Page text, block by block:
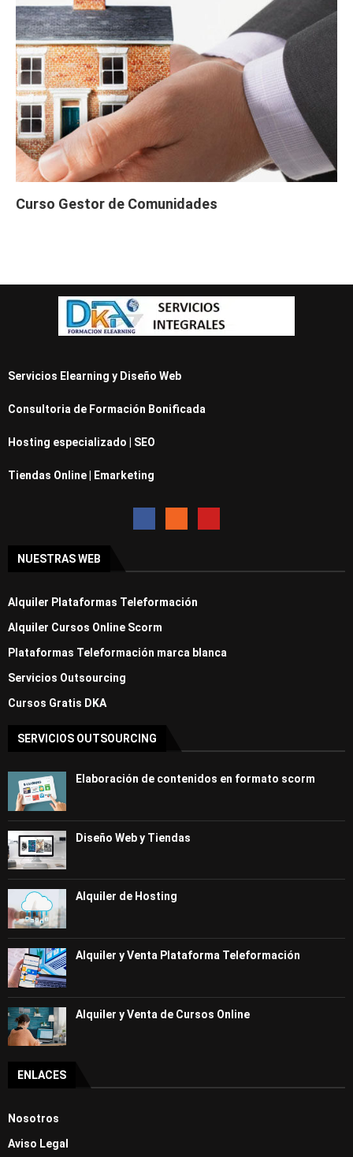
Curso Gestor de Comunidades
Servicios Elearning y Diseño Web
Consultoria de Formación Bonificada
Hosting especializado | SEO
Tiendas Online | Emarketing
NUESTRAS WEB
Alquiler Plataformas Teleformación
Alquiler Cursos Online Scorm
Plataformas Teleformación marca blanca
Servicios Outsourcing
Cursos Gratis DKA
SERVICIOS OUTSOURCING
Elaboración de contenidos en formato scorm
Diseño Web y Tiendas
Alquiler de Hosting
Alquiler y Venta Plataforma Teleformación
Alquiler y Venta de Cursos Online
ENLACES
Nosotros
Aviso Legal